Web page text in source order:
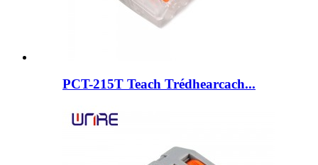
PCT-215T Teach Trédhearcach...